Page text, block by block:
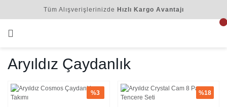
Tüm Alışverişlerinizde Hızlı Kargo Avantajı
Aryıldız Çaydanlık
%3 %18